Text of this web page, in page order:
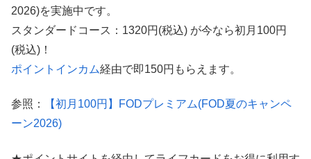
2026)を実施中です。
スタンダードコース：1320円(税込) が今なら初月100円
(税込)！
ポイントインカム経由で即150円もらえます。
参照：
【初月100円】FODプレミアム(FOD夏のキャンペ
ーン2026)